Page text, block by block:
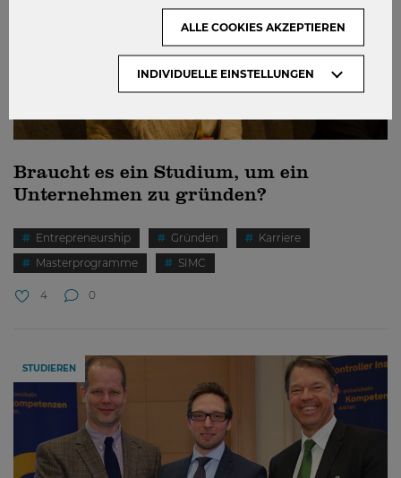
Braucht es ein Studium, um ein
Unternehmen zu gründen?
Entrepreneurship Gründen
Karriere
Masterprogramme
SIMC
4 0
STUDIEREN
INDIVIDUELLE EINSTELLUNGEN
ALLE COOKIES AKZEPTIEREN